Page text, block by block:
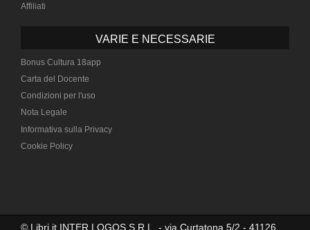
Affiliati
VARIE E NECESSARIE
Bonus Cultura 18app
Carta del Docente
Condizioni per l'uso
Nota Legale
Informativa sulla Privacy
Cookie Policy
© Libri.it INTER LOGOS S.R.L. - via Curtatona 5/2 - 41126